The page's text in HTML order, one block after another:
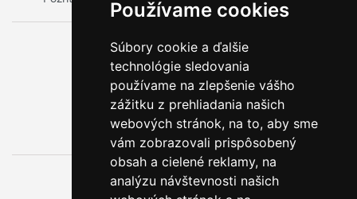
Používame cookies
Súbory cookie a ďalšie
technológie sledovania
používame na zlepšenie vášho
zážitku z prehliadania našich
webových stránok, na to, aby sme
vám zobrazovali prispôsobený
obsah a cielené reklamy, na
analýzu návštevnosti našich
0800 888 123
BEZPLATNÁ INFOLINKA